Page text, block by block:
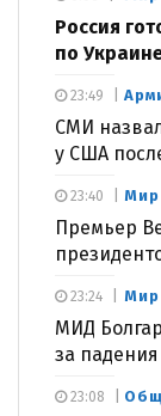
Россия
по
СМИ
у США
23:49
Мир
Премьер
23:40
Мир
МИД
за
23:24
23:08